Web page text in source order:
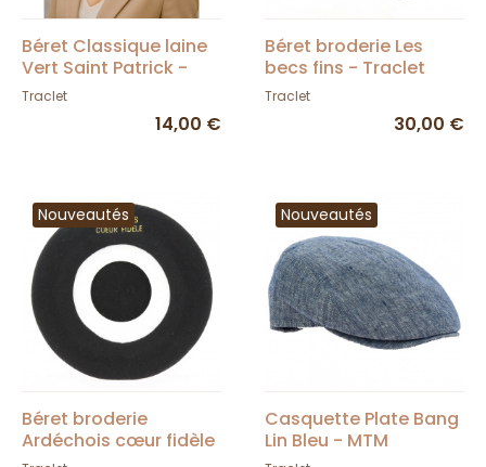
Béret Classique laine
Vert Saint Patrick -
Traclet
Traclet
14,00 €
Béret broderie Les
becs fins - Traclet
Traclet
30,00 €
Nouveautés
Béret broderie
Ardéchois cœur fidèle
- Traclet
Nouveautés
Casquette Plate Bang
Lin Bleu - MTM